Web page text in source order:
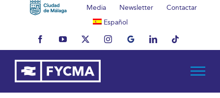
Media Newsletter
Contactar
Español
FacebookYouTubeX InstagramMyBusinessLinkedInTiktok